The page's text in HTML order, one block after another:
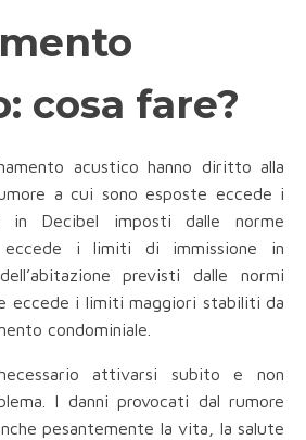
cosa fare?
acustico hanno diritto alla
a cui sono esposte eccede i
in Decibel imposti dalle norme
eccede i limiti di immissione in
previsti dalle normi
eccede i limiti maggiori stabiliti da
condominiale.
attivarsi subito e non
I danni provocati dal rumore
pesantemente la vita, la salute